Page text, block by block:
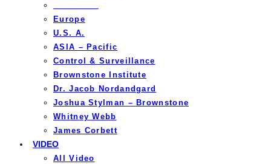
Europe
U.S. A.
ASIA – Pacific
Control & Surveillance
Brownstone Institute
Dr. Jacob Nordandgard
Joshua Stylman – Brownstone
Whitney Webb
James Corbett
VIDEO
All Video